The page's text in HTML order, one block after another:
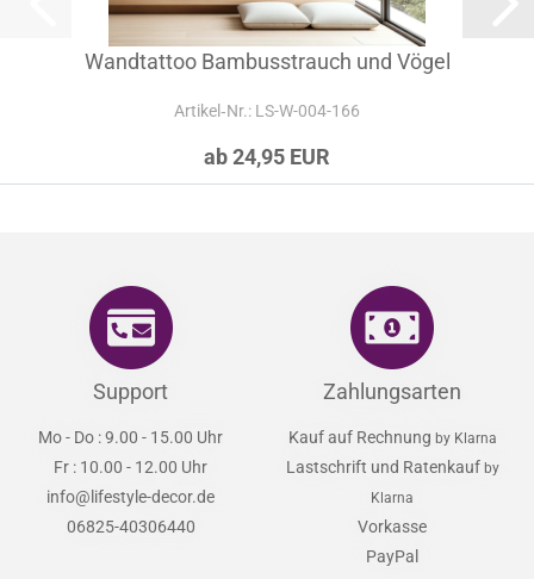
Wandtattoo Bambusstrauch und Vögel
Artikel‑Nr.: LS-W-004-166
ab 24,95 EUR
Support
Mo - Do : 9.00 - 15.00 Uhr
Fr : 10.00 - 12.00 Uhr
info@lifestyle-decor.de
06825-40306440
Zahlungsarten
Kauf auf Rechnung by Klarna
Lastschrift und Ratenkauf by
Klarna
Vorkasse
PayPal